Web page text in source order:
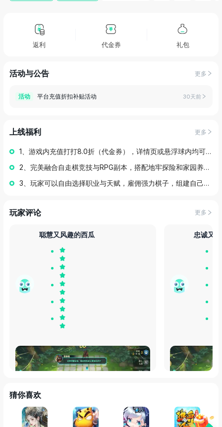
返利 代金券 礼包
活动与公告 更多
活动 平台充值折扣补贴活动 30天前
上线福利 更多
1、游戏内充值打打8.0折（代金券），详情页或悬浮球内均可领取；
2、完美融合自走棋竞技与RPG副本，搭配地牢探险和家园养成融入多样策略休闲玩法。
3、玩家可以自由选择职业与天赋，雇佣强力棋子，组建自己的勇者队伍。
玩家评论 更多
聪慧又风趣的西瓜
非常有意思的闯关自走棋的模式，很新颖，
非常不错
发布于30天前
忠诚又
期待已久的自走
太精美了吧！人
错，好玩！
发布于30天前
猜你喜欢